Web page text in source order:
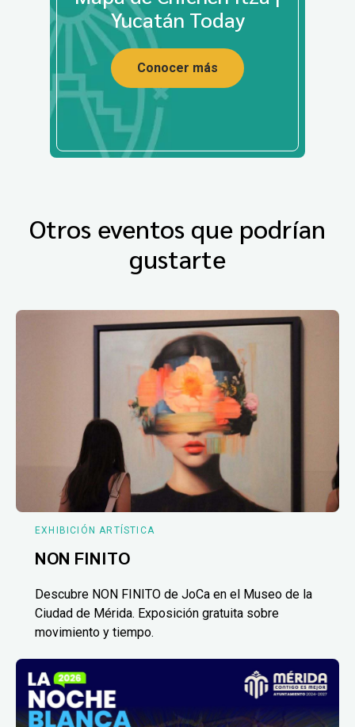
Yucatán Today
Conocer más
Otros eventos que podrían
gustarte
EXHIBICIÓN ARTÍSTICA
NON FINITO
Descubre NON FINITO de JoCa en el Museo de la
Ciudad de Mérida. Exposición gratuita sobre
movimiento y tiempo.